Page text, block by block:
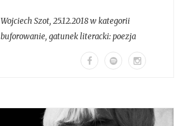
Wojciech Szot, 25.12.2018 w kategorii
buforowanie, gatunek literacki:poezja